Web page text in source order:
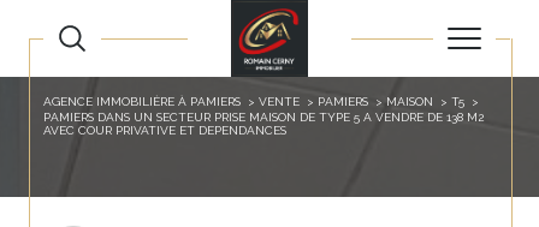
AGENCE IMMOBILIÈRE À PAMIERS VENTE PAMIERS MAISON
T5
PAMIERS DANS UN SECTEUR PRISE MAISON DE TYPE 5 A VENDRE DE 138 M2
AVEC COUR PRIVATIVE ET DEPENDANCES